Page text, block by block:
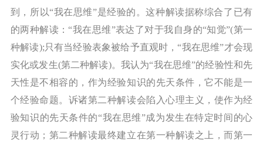
到，所以“我在思维”是经验的。这种解读据称综合了已有
的两种解读：“我在思维”表达了对于我自身的“知觉”(第一
种解读);只有当经验表象被给予直观时，“我在思维”才会现
实化或发生(第二种解读)。我认为“我在思维”的经验性和先
天性是不相容的，作为经验知识的先天条件，它不能是一
个经验命题。诉诸第二种解读会陷入心理主义，使作为经
验知识的先天条件的“我在思维”成为发生在特定时间的心
灵行动；第二种解读最终建立在第一种解读之上，而第一